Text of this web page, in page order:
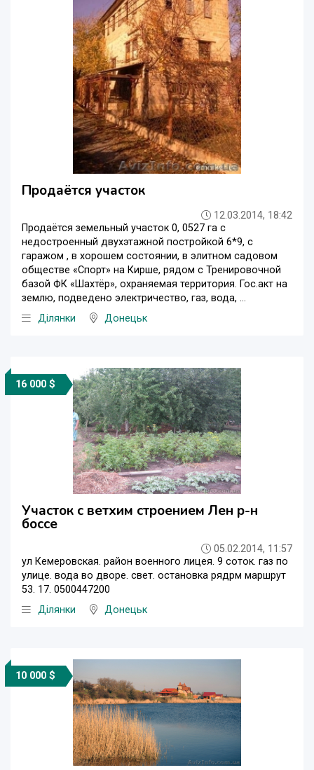
Продаётся участок
12.03.2014, 18:42
Продаётся земельный участок 0, 0527 га c
недостроенный двухэтажной постройкой 6*9, с
гаражом , в хорошем состоянии, в элитном садовом
обществе «Спорт» на Кирше, рядом с Тренировочной
базой ФК «Шахтёр», охраняемая территория. Гос.акт на
землю, подведено электричество, газ, вода, ...
Ділянки
Донецьк
16 000 $
Участок с ветхим строением Лен р-н
боссе
05.02.2014, 11:57
ул Кемеровская. район военного лицея. 9 соток. газ по
улице. вода во дворе. свет. остановка рядрм маршрут
53. 17. 0500447200
Ділянки
Донецьк
10 000 $